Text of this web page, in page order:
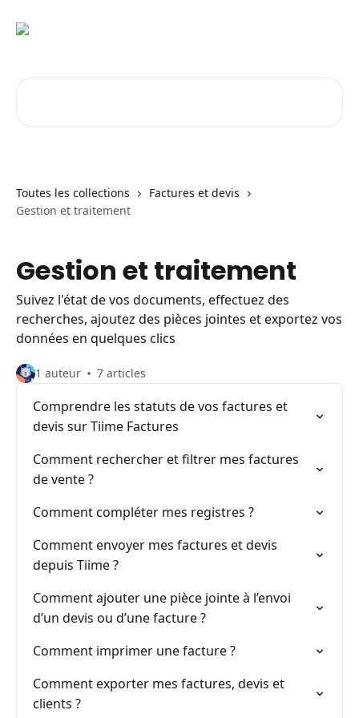
Toutes les collections
Factures et devis
Gestion et traitement
Gestion et traitement
Suivez l'état de vos documents, effectuez des
recherches, ajoutez des pièces jointes et exportez vos
données en quelques clics
1 auteur 7 articles
Comprendre les statuts de vos factures et
devis sur Tiime Factures
Comment rechercher et filtrer mes factures
de vente ?
Comment compléter mes registres ?
Comment envoyer mes factures et devis
depuis Tiime ?
Comment ajouter une pièce jointe à l’envoi
d’un devis ou d’une facture ?
Comment imprimer une facture ?
Comment exporter mes factures, devis et
clients ?